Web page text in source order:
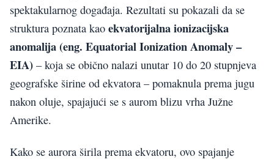
spektakularnog događaja. Rezultati su pokazali da se
struktura poznata kao ekvatorijalna ionizacijska
anomalija (eng. Equatorial Ionization Anomaly –
EIA) – koja se obično nalazi unutar 10 do 20 stupnjeva
geografske širine od ekvatora – pomaknula prema jugu
nakon oluje, spajajući se s aurom blizu vrha Južne
Amerike.
Kako se aurora širila prema ekvatoru, ovo spajanje